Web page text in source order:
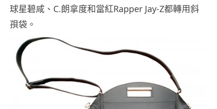
球星碧咸、C.朗拿度和當紅Rapper Jay-Z都轉用斜
孭袋。